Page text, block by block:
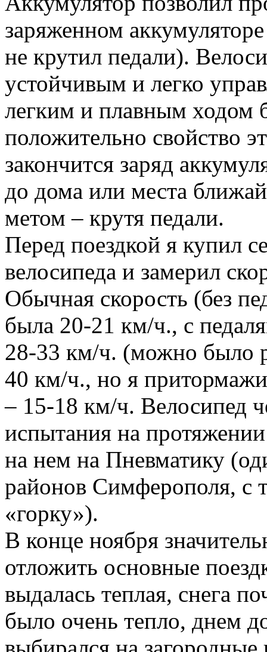
заряженном
не крутил педали).
устойчивым и легко
легким и плавным ходом
положительно свойство
закончится заряд
до дома или места
метом – крутя педали.
Перед поездкой я купил
велосипеда и замерил
Обычная скорость (без
была 20-21 км/ч., с
28-33 км/ч. (можно было
40 км/ч., но я
– 15-18 км/ч. Велосипед
испытания на
на нем на Пневматику
районов Симферополя, с
«горку»).
В конце ноября
отложить основные
выдалась теплая, снега
было очень тепло, днем